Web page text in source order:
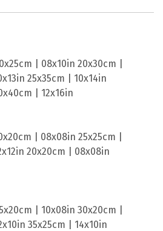
| 08x10in 20x30cm |
25x35cm | 10x14in
| 12x16in
| 08x08in 25x25cm |
20x20cm | 08x08in
| 10x08in 30x20cm |
35x25cm | 14x10in